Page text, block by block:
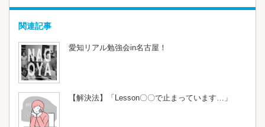
関連記事
愛知リアル勉強会in名古屋！
【解決法】「Lesson〇〇で止まっています…」